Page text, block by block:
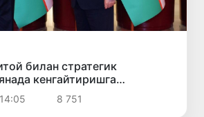
билан стратегик
кенгайтиришга
8 751